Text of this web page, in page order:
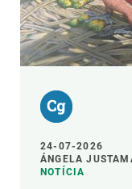
24-07-2026
ÁNGELA
NOTÍCIA